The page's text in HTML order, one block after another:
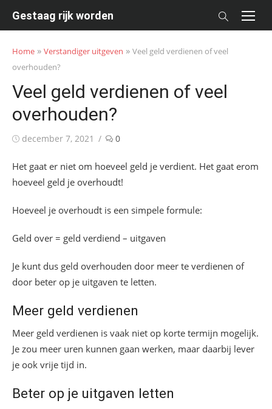
Gestaag rijk worden
Home » Verstandiger uitgeven » Veel geld verdienen of veel
overhouden?
Veel geld verdienen of veel
overhouden?
Posted
december 7, 2021 0
Het gaat er niet om hoeveel geld je verdient. Het gaat erom
hoeveel geld je overhoudt!
Hoeveel je overhoudt is een simpele formule:
Geld over = geld verdiend – uitgaven
Je kunt dus geld overhouden door meer te verdienen of
door beter op je uitgaven te letten.
Meer geld verdienen
Meer geld verdienen is vaak niet op korte termijn mogelijk.
Je zou meer uren kunnen gaan werken, maar daarbij lever
je ook vrije tijd in.
Beter op je uitgaven letten